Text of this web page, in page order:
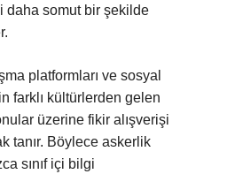
daha somut bir şekilde
platformları ve sosyal
farklı kültürlerden gelen
üzerine fikir alışverişi
tanır. Böylece askerlik
sınıf içi bilgi